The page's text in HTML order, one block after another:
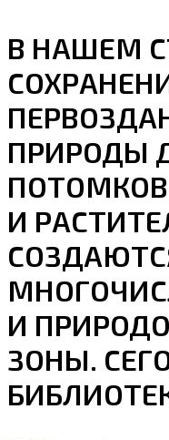
В НАШЕМ
ПРИРОДЫ
И
И
ЗОНЫ.